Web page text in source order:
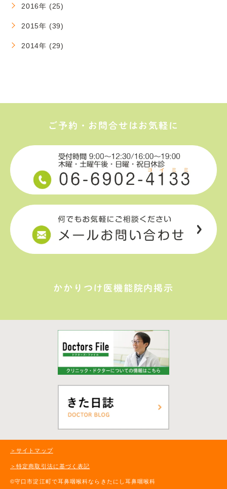
2016年 (25)
2015年 (39)
2014年 (29)
ご予約・お問合せはお気軽に
かかりつけ医機能院内掲示
＞サイトマップ
＞特定商取引法に基づく表記
©守口市淀江町で耳鼻咽喉科ならきたにし耳鼻咽喉科